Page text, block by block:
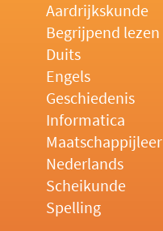
Aardrijkskunde
Begrijpend lezen
Duits
Engels
Geschiedenis
Informatica
Maatschappijleer
Nederlands
Scheikunde
Spelling